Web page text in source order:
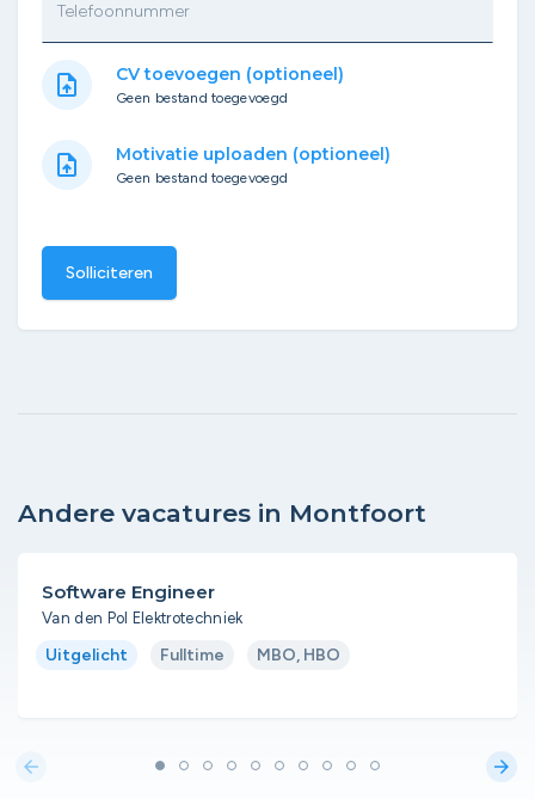
Telefoonnummer
upload_file CV toevoegen (optioneel)
Geen bestand toegevoegd
upload_file Motivatie uploaden (optioneel)
Geen bestand toegevoegd
Solliciteren
Andere vacatures in Montfoort
Software Engineer
Van den Pol Elektrotechniek
Uitgelicht Fulltime MBO, HBO
arrow_back arrow_forward